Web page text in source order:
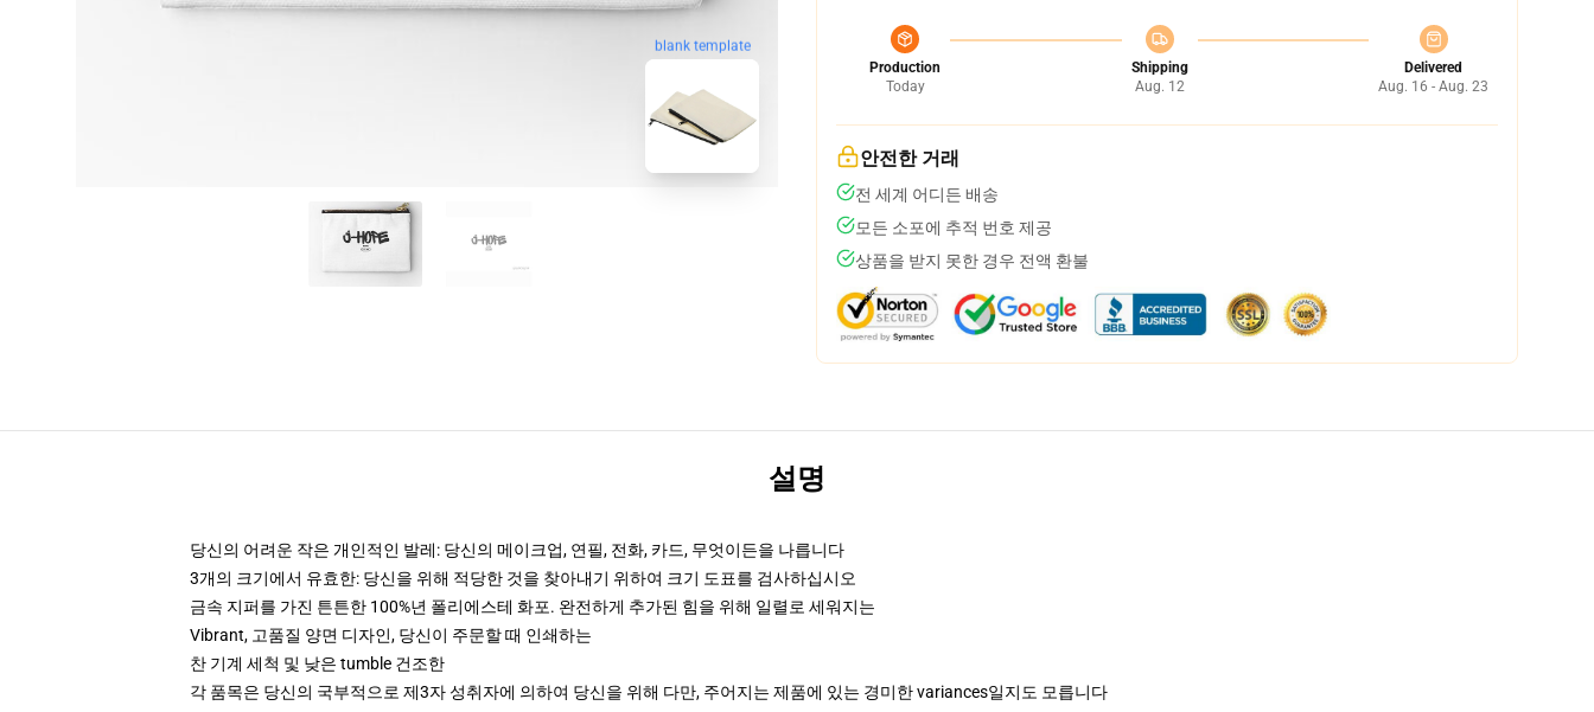
blank template
Production
Today
Shipping
Aug. 12
Delivered
Aug. 16 - Aug. 23
안전한 거래
전 세계 어디든 배송
모든 소포에 추적 번호 제공
상품을 받지 못한 경우 전액 환불
설명
당신의 어려운 작은 개인적인 발레: 당신의 메이크업, 연필, 전화, 카드, 무엇이든을 나릅니다
3개의 크기에서 유효한: 당신을 위해 적당한 것을 찾아내기 위하여 크기 도표를 검사하십시오
금속 지퍼를 가진 튼튼한 100%년 폴리에스테 화포. 완전하게 추가된 힘을 위해 일렬로 세워지는
Vibrant, 고품질 양면 디자인, 당신이 주문할 때 인쇄하는
찬 기계 세척 및 낮은 tumble 건조한
각 품목은 당신의 국부적으로 제3자 성취자에 의하여 당신을 위해 다만, 주어지는 제품에 있는 경미한 variances일지도 모릅니다